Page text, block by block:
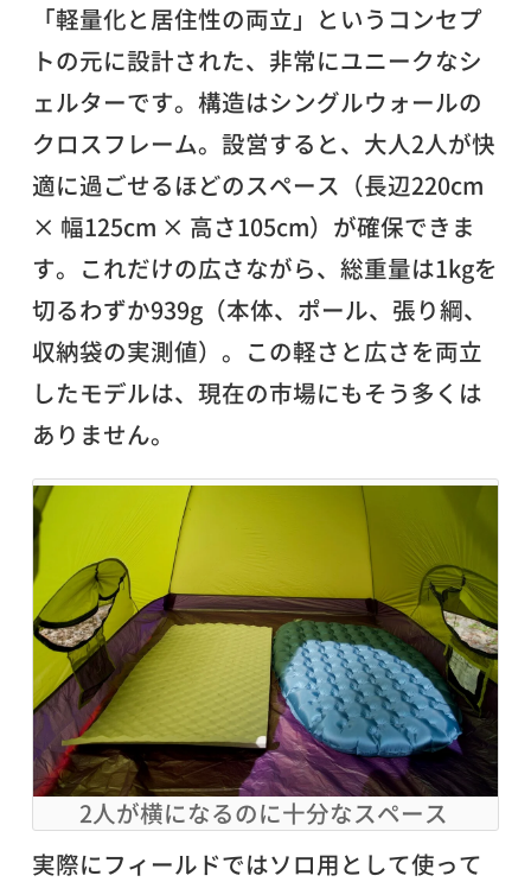
「軽量化と居住性の両立」というコンセプ
トの元に設計された、非常にユニークなシ
ェルターです。構造はシングルウォールの
クロスフレーム。設営すると、大人2人が快
適に過ごせるほどのスペース（長辺220cm
× 幅125cm × 高さ105cm）が確保できま
す。これだけの広さながら、総重量は1kgを
切るわずか939g（本体、ポール、張り綱、
収納袋の実測値）。この軽さと広さを両立
したモデルは、現在の市場にもそう多くは
ありません。
2人が横になるのに十分なスペース
実際にフィールドではソロ用として使って